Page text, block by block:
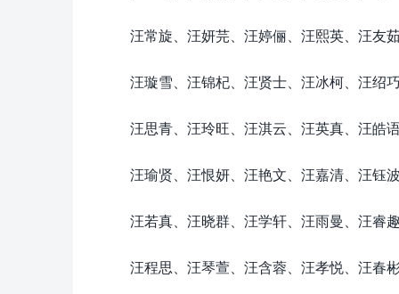
汪常旋、汪妍芫、汪婷俪、汪熙英、汪友茹
汪璇雪、汪锦杞、汪贤士、汪冰柯、汪绍巧
汪思青、汪玲旺、汪淇云、汪英真、汪皓语
汪瑜贤、汪恨妍、汪艳文、汪嘉清、汪钰波
汪若真、汪晓群、汪学轩、汪雨曼、汪睿趣
汪程思、汪琴萱、汪含蓉、汪孝悦、汪春彬